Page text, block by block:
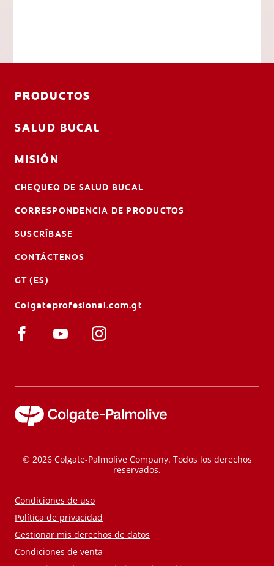
PRODUCTOS
SALUD BUCAL
MISIÓN
CHEQUEO DE SALUD BUCAL
CORRESPONDENCIA DE PRODUCTOS
SUSCRÍBASE
CONTÁCTENOS
GT (ES)
Colgateprofesional.com.gt
© 2026 Colgate-Palmolive Company. Todos los derechos
reservados.
Condiciones de uso
Política de privacidad
Gestionar mis derechos de datos
Condiciones de venta